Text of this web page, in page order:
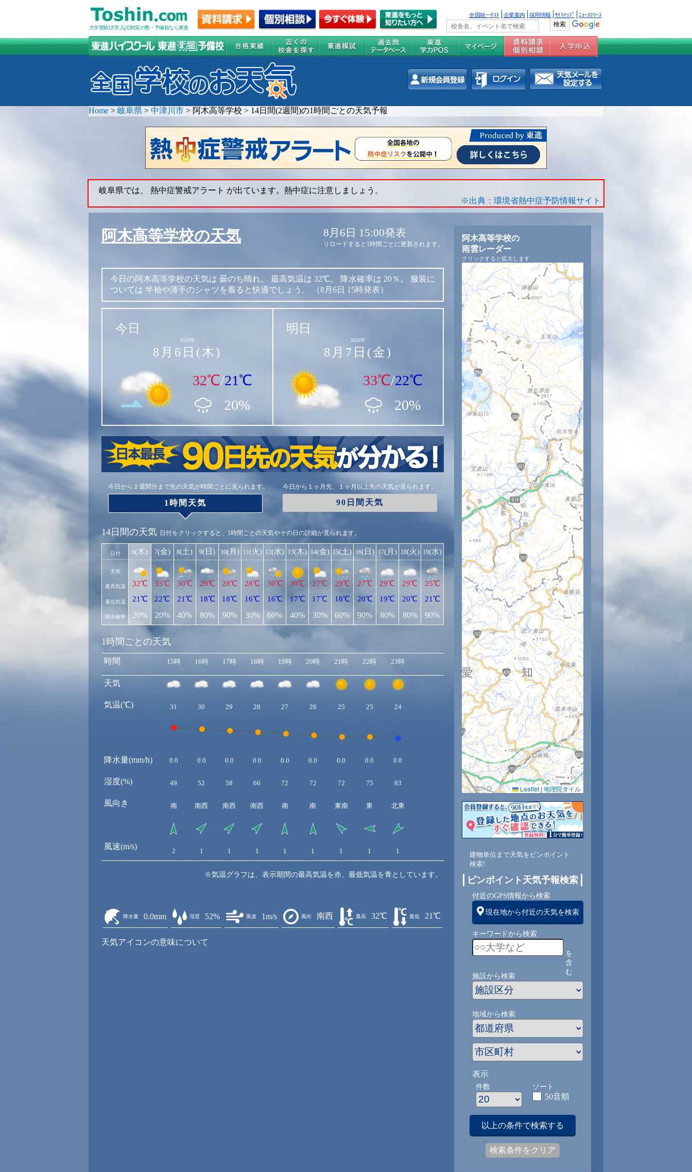
大学受験(大学入試)対策の塾・予備校なら東進
全国統一ﾃｽﾄ 企業案内 採用情報 ｻｲﾄﾏｯﾌﾟ ﾆｭｰｽﾘﾘｰｽ
Home > 岐阜県 > 中津川市 > 阿木高等学校 > 14日間(2週間)の1時間ごとの天気予報
岐阜県では、 熱中症警戒アラート が出ています。熱中症に注意しましょう。
※出典：環境省熱中症予防情報サイト
阿木高等学校の天気 8月6日 15:00発表
リロードすると1時間ごとに更新されます。
今日の阿木高等学校の天気は 曇のち晴れ。 最高気温は 32℃。 降水確率は 20％。
服装に
ついては 半袖や薄手のシャツを着ると快適でしょう。 （8月6日 15時発表）
今日
2026年
8月6日(木)
32℃/21℃
20%
明日
2026年
8月7日(金)
33℃/22℃
20%
今日から２週間分まで先の天気が時間ごとに見られます。
1時間天気
今日から１ヶ月先、１ヶ月以上先の天気が見られます。
90日間天気
14日間の天気 日付をクリックすると、1時間ごとの天気やその日の詳細が見られます。
日付
天気
最高気温
最低気温
降水確率
6(木)
32℃
21℃
20%
7(金)
33℃
22℃
20%
8(土)
30℃
21℃
40%
9(日)
29℃
18℃
80%
10(月)
28℃
18℃
90%
11(火)
28℃
16℃
30%
12(水)
30℃
16℃
60%
13(木)
30℃
17℃
40%
14(金)
27℃
17℃
30%
15(土)
29℃
18℃
60%
16(日)
27℃
20℃
90%
17(月)
29℃
19℃
80%
18(火)
29℃
20℃
80%
19(水)
25℃
21℃
90%
1時間ごとの天気
時間
天気
気温(℃)
降水量(mm/h)
湿度(%)
風向き
風速(m/s)
15時 16時 17時 18時 19時 20時 21時 22時 23時
31 30 29 28 27 26 25 25 24
0.0 0.0 0.0 0.0 0.0 0.0 0.0 0.0 0.0
49 52 58 66 72 72 72 75 83
南 南西 南西 南西 南 南 東南 東 北東
2 1 1 1 1 1 1 1 1
※気温グラフは、表示期間の最高気温を赤、最低気温を青としています。
降水量 0.0mm 湿度 52% 風速 1m/s 風向 南西 最高 32℃ 最低 21℃
天気アイコンの意味について
阿木高等学校の
雨雲レーダー
クリックすると拡大します
Leaflet | 地理院タイル
建物単位まで天気をピンポイント
検索!
ピンポイント天気予報検索
付近のGPS情報から検索
現在地から付近の天気を検索
キーワードから検索
を
含
む
施設から検索
地域から検索
表示
件数 ソート
50音順
以上の条件で検索する
検索条件をクリア